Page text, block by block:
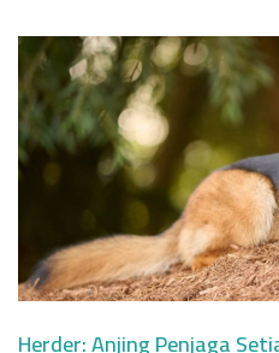
Herder: Anjing Penjaga